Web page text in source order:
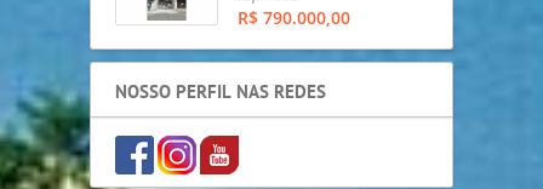
R$ 790.000,00
NOSSO PERFIL NAS REDES